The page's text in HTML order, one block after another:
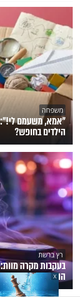
משפחה
"אמא, משעמם
הילדים בחופש?
רץ ברשת
הוחזרו מהשוק
X